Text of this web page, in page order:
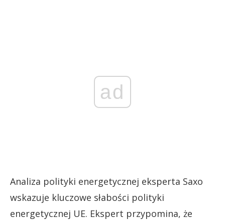
ad
Analiza polityki energetycznej eksperta Saxo
wskazuje kluczowe słabości polityki
energetycznej UE. Ekspert przypomina, że